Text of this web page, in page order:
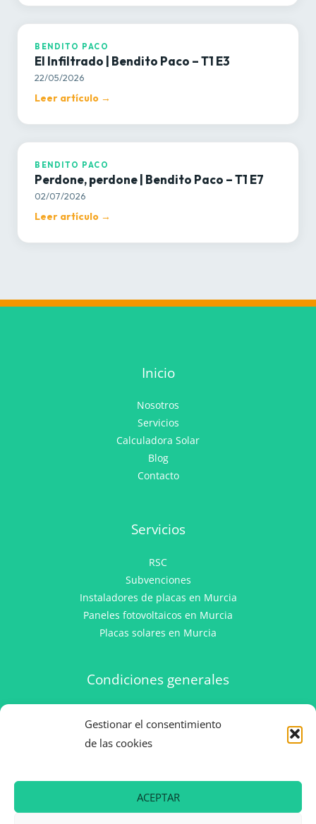
Gestionar el consentimiento
de las cookies
ACEPTAR
BENDITO PACO
El Infiltrado | Bendito Paco – T1 E3
22/05/2026
Leer artículo →
BENDITO PACO
Perdone, perdone | Bendito Paco – T1 E7
02/07/2026
Leer artículo →
Inicio
Nosotros
Servicios
Calculadora Solar
Blog
Contacto
Servicios
RSC
Subvenciones
Instaladores de placas en Murcia
Paneles fotovoltaicos en Murcia
Placas solares en Murcia
Condiciones generales
Política de privacidad
Política de cookies
Trabaja con nosotros
Gestaner